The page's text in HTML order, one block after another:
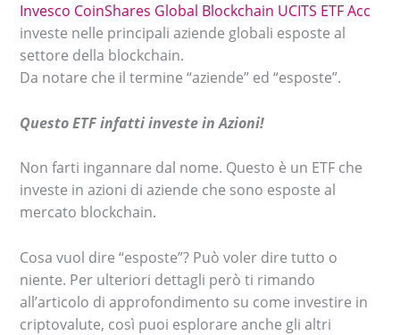
Invesco CoinShares Global Blockchain UCITS ETF Acc
investe nelle principali aziende globali esposte al
settore della blockchain.
Da notare che il termine “aziende” ed “esposte”.
Questo ETF infatti investe in Azioni!
Non farti ingannare dal nome. Questo è un ETF che
investe in azioni di aziende che sono esposte al
mercato blockchain.
Cosa vuol dire “esposte”? Può voler dire tutto o
niente. Per ulteriori dettagli però ti rimando
all’articolo di approfondimento su come investire in
criptovalute, così puoi esplorare anche gli altri